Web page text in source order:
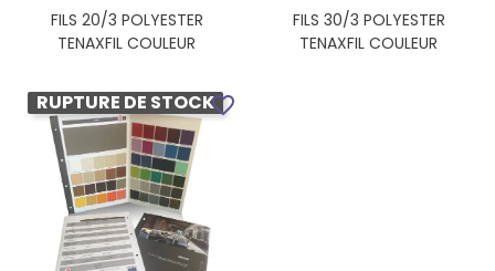
FILS 20/3 POLYESTER
TENAXFIL COULEUR
FILS 30/3 POLYESTER
TENAXFIL COULEUR
RUPTURE DE STOCKfavorite_border